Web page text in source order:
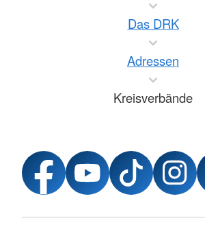
Das DRK
Adressen
Kreisverbände